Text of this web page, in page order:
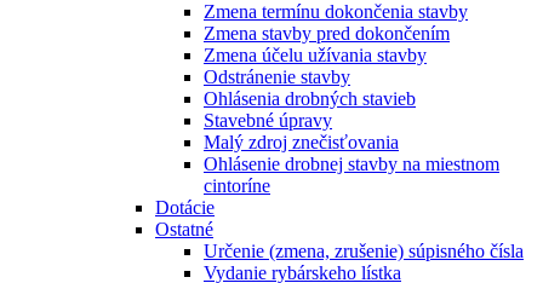
Zmena termínu dokončenia stavby
Zmena stavby pred dokončením
Zmena účelu užívania stavby
Odstránenie stavby
Ohlásenia drobných stavieb
Stavebné úpravy
Malý zdroj znečisťovania
Ohlásenie drobnej stavby na miestnom
cintoríne
Dotácie
Ostatné
Určenie (zmena, zrušenie) súpisného čísla
Vydanie rybárskeho lístka